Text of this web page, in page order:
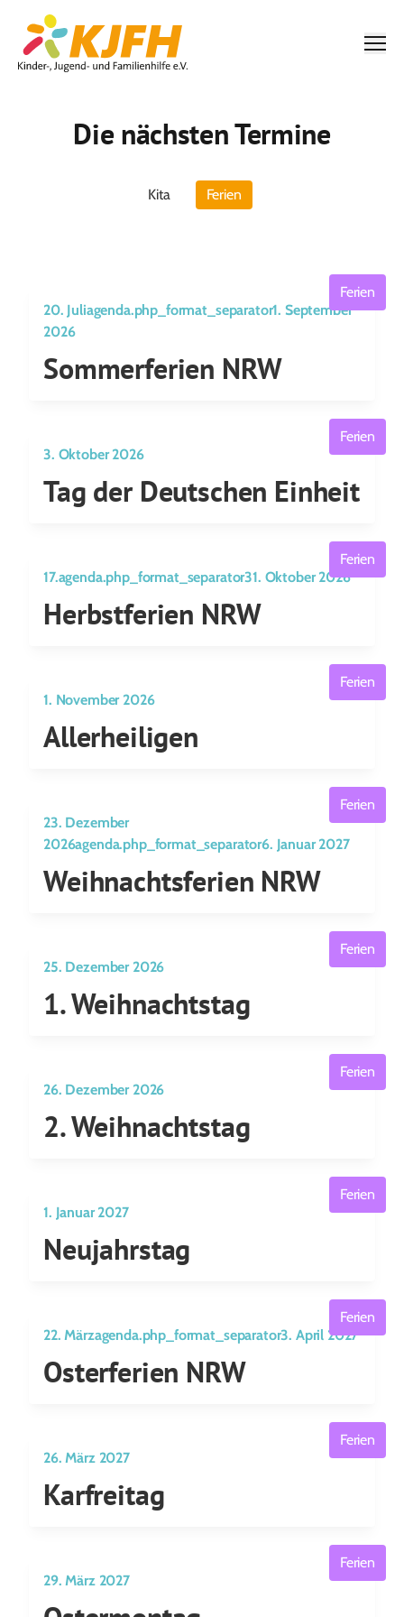
Die nächsten Termine
Kita Ferien
Ferien
20. Juliagenda.php_format_separator1. September
2026
Sommerferien NRW
Ferien
3. Oktober 2026
Tag der Deutschen Einheit
Ferien
17.agenda.php_format_separator31. Oktober 2026
Herbstferien NRW
Ferien
1. November 2026
Allerheiligen
Ferien
23. Dezember
2026agenda.php_format_separator6. Januar 2027
Weihnachtsferien NRW
Ferien
25. Dezember 2026
1. Weihnachtstag
Ferien
26. Dezember 2026
2. Weihnachtstag
Ferien
1. Januar 2027
Neujahrstag
Ferien
22. Märzagenda.php_format_separator3. April 2027
Osterferien NRW
Ferien
26. März 2027
Karfreitag
Ferien
29. März 2027